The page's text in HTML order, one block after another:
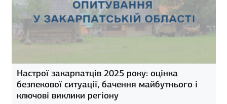
Настрої закарпатців 2025 року: оцінка
безпекової ситуації, бачення майбутнього і
ключові виклики регіону